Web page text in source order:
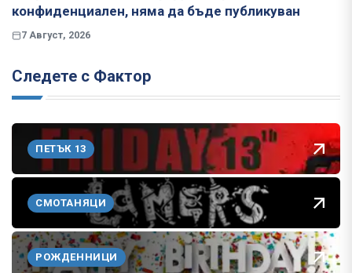
конфиденциален, няма да бъде публикуван
7 Август, 2026
Следете с Фактор
ПЕТЪК 13
СМОТАНЯЦИ
РОЖДЕННИЦИ